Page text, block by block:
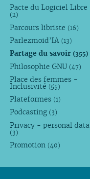
Pacte du Logiciel Libre
(2)
Parcours libriste (16)
Parlezmoid’IA (13)
Partage du savoir (355)
Philosophie GNU (47)
Place des femmes -
Inclusivité (55)
Plateformes (1)
Podcasting (3)
Privacy - personal data
(3)
Promotion (40)